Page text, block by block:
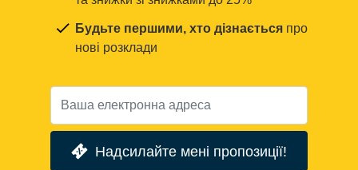
Будьте першими, хто дізнається про
нові розклади
Надсилайте мені пропозиції!